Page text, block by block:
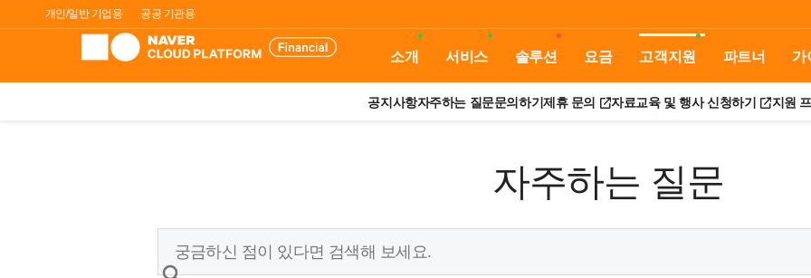
개인/일반 기업용 공공 기관용
소개 서비스 솔루션 요금 고객지원 파트너 가
공지사항자주하는 질문문의하기제휴 문의 자료교육 및 행사 신청하기 지원
자주하는 질문